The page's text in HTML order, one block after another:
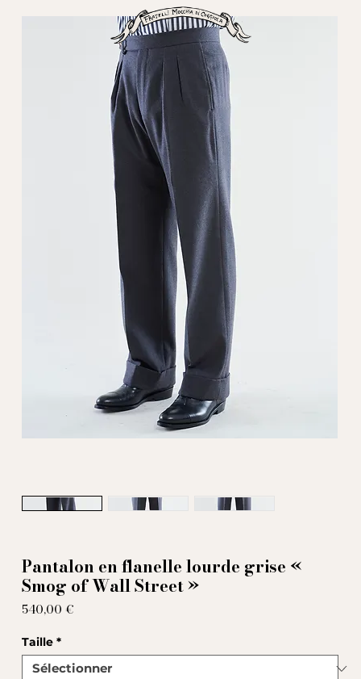
Pantalon en flanelle lourde grise «
Smog of Wall Street »
540,00 €
Taille *